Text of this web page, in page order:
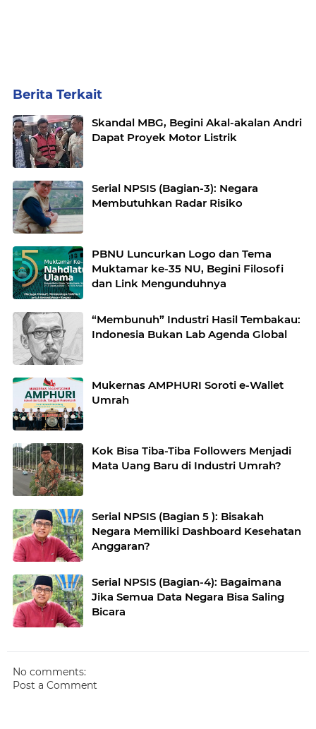
Berita Terkait
Skandal MBG, Begini Akal-akalan Andri
Dapat Proyek Motor Listrik
Serial NPSIS (Bagian-3): Negara
Membutuhkan Radar Risiko
PBNU Luncurkan Logo dan Tema
Muktamar ke-35 NU, Begini Filosofi
dan Link Mengunduhnya
“Membunuh” Industri Hasil Tembakau:
Indonesia Bukan Lab Agenda Global
Mukernas AMPHURI Soroti e-Wallet
Umrah
Kok Bisa Tiba-Tiba Followers Menjadi
Mata Uang Baru di Industri Umrah?
Serial NPSIS (Bagian 5 ): Bisakah
Negara Memiliki Dashboard Kesehatan
Anggaran?
Serial NPSIS (Bagian-4): Bagaimana
Jika Semua Data Negara Bisa Saling
Bicara
No comments:
Post a Comment